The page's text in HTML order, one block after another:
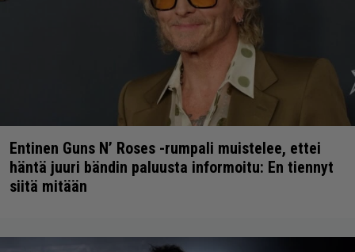
Entinen Guns N’ Roses -rumpali muistelee, ettei
häntä juuri bändin paluusta informoitu: En tiennyt
siitä mitään